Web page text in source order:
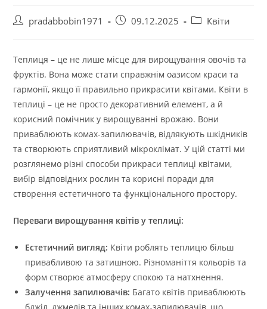
Авторpradabbobin1971
Запис09.12.2025
Категорія
Квіти
Теплиця – це не лише місце для вирощування овочів та
фруктів. Вона може стати справжнім оазисом краси та
гармонії, якщо її правильно прикрасити квітами. Квіти в
теплиці – це не просто декоративний елемент, а й
корисний помічник у вирощуванні врожаю. Вони
приваблюють комах-запилювачів, відлякують шкідників
та створюють сприятливий мікроклімат. У цій статті ми
розглянемо різні способи прикраси теплиці квітами,
вибір відповідних рослин та корисні поради для
створення естетичного та функціонального простору.
Переваги вирощування квітів у теплиці:
Естетичний вигляд: Квіти роблять теплицю більш
привабливою та затишною. Різноманіття кольорів та
форм створює атмосферу спокою та натхнення.
Залучення запилювачів: Багато квітів приваблюють